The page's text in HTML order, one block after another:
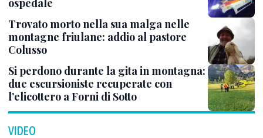
ospedale
Trovato morto nella sua malga nelle
montagne friulane: addio al pastore
Colusso
Si perdono durante la gita in montagna:
due escursioniste recuperate con
l’elicottero a Forni di Sotto
VIDEO